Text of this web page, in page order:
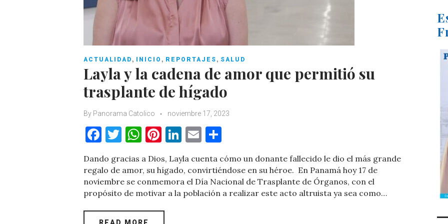
ACTUALIDAD , INICIO , REPORTAJES , SALUD
Layla y la cadena de amor que permitió su
trasplante de hígado
By Panorama Catolico noviembre 17, 2023
F
a
c
e
b
o
T
w
it
te
r
W
h
at
s
A
p
Pi
nt
er
es
t
Li
n
k
e
dI
E
ai
l
o
m
p
ar
Dando gracias a Dios, Layla cuenta cómo un donante fallecido le dio el más grande
regalo de amor, su hígado, convirtiéndose en su héroe. En Panamá hoy 17 de
noviembre se conmemora el Día Nacional de Trasplante de Órganos, con el
propósito de motivar a la población a realizar este acto altruista ya sea como…